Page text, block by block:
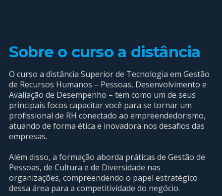
Sobre o curso a distância
O curso a distância Superior de Tecnologia em Gestão
de Recursos Humanos – Pessoas, Desenvolvimento e
Avaliação de Desempenho – tem como um de seus
principais focos capacitar você para se tornar um
profissional de RH conectado ao empreendedorismo,
atuando de forma ética e inovadora nos desafios das
empresas.
Além disso, a formação aborda práticas de Gestão de
Pessoas, de Cultura e de Diversidade nas
organizações, compreendendo o papel estratégico
dessa área para a competitividade do negócio.